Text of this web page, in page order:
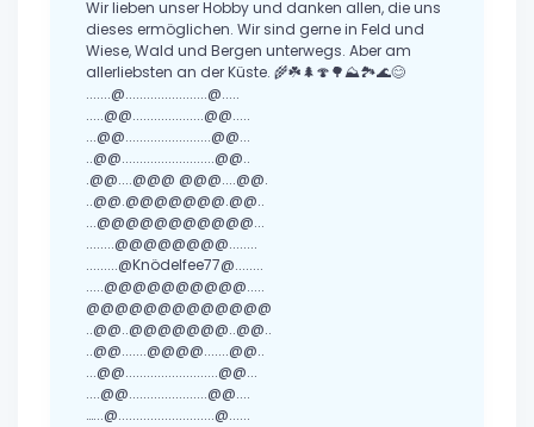
Wir lieben unser Hobby und danken allen, die uns
dieses ermöglichen. Wir sind gerne in Feld und
Wiese, Wald und Bergen unterwegs. Aber am
allerliebsten an der Küste. 🌾☘️🌲🍄🌳⛰️🏞️🌊😊
.......@.......................@.....
.....@@....................@@.....
...@@........................@@...
..@@..........................@@..
.@@....@@@ @@@....@@.
..@@.@@@@@@@.@@..
...@@@@@@@@@@@...
........@@@@@@@@........
.........@Knödelfee77@........
.....@@@@@@@@@@.....
@@@@@@@@@@@@@
..@@..@@@@@@@..@@..
..@@.......@@@@.......@@..
...@@..........................@@...
....@@......................@@....
…...@...........................@......